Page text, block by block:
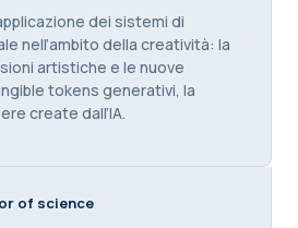
dei sistemi di
nell’ambito della creatività: la
artistiche e le nuove
tokens generativi, la
create dall’IA.
of science